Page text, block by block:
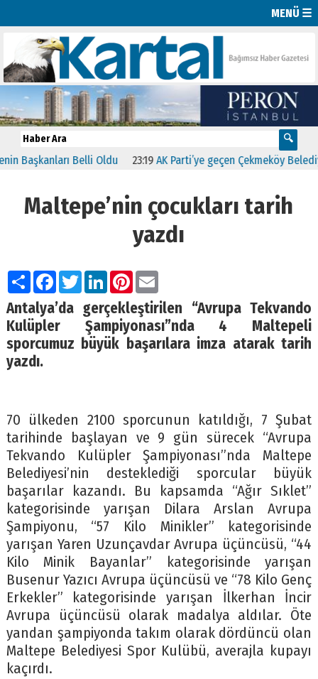
MENÜ ☰
Başkanları Belli Oldu 23:19 AK Parti’ye geçen Çekmeköy
Maltepe’nin çocukları tarih
yazdı
PaylaşFacebook
TwitterLinkedIn
Pinterest
Email
Antalya’da gerçekleştirilen “Avrupa Tekvando
Kulüpler Şampiyonası”nda 4 Maltepeli
sporcumuz büyük başarılara imza atarak tarih
yazdı.
70 ülkeden 2100 sporcunun katıldığı, 7 Şubat
tarihinde başlayan ve 9 gün sürecek “Avrupa
Tekvando Kulüpler Şampiyonası”nda Maltepe
Belediyesi’nin desteklediği sporcular büyük
başarılar kazandı. Bu kapsamda “Ağır Sıklet”
kategorisinde yarışan Dilara Arslan Avrupa
Şampiyonu, “57 Kilo Minikler” kategorisinde
yarışan Yaren Uzunçavdar Avrupa üçüncüsü, “44
Kilo Minik Bayanlar” kategorisinde yarışan
Busenur Yazıcı Avrupa üçüncüsü ve “78 Kilo Genç
Erkekler” kategorisinde yarışan İlkerhan İncir
Avrupa üçüncüsü olarak madalya aldılar. Öte
yandan şampiyonda takım olarak dördüncü olan
Maltepe Belediyesi Spor Kulübü, averajla kupayı
kaçırdı.